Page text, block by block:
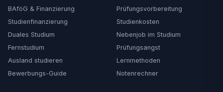
BAföG & Finanzierung
Studienfinanzierung
Duales Studium
Fernstudium
Ausland studieren
Bewerbungs-Guide
Prüfungsvorbereitung
Studienkosten
Nebenjob im Studium
Prüfungsangst
Lernmethoden
Notenrechner